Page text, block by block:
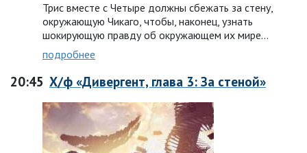
Трис вместе с Четыре должны сбежать за стену,
окружающую Чикаго, чтобы, наконец, узнать
шокирующую правду об окружающем их мире…
подробнее
20:45 Х/ф «Дивергент, глава 3: За стеной»